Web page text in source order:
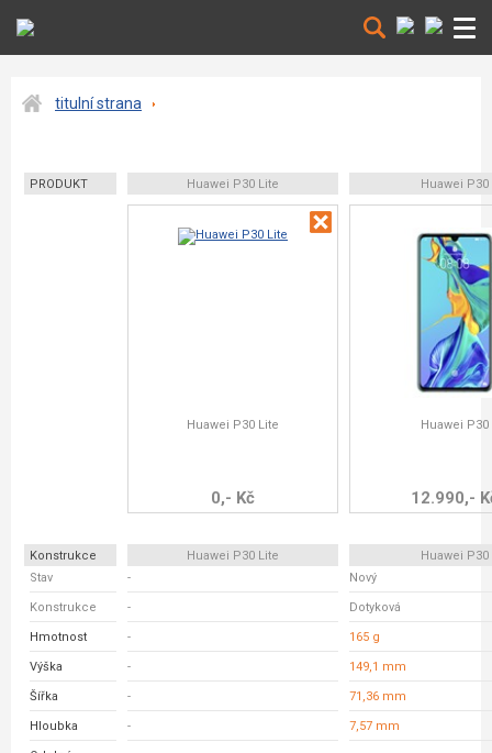
titulní strana
PRODUKT Huawei P30 Lite Huawei P30
Huawei P30 Lite
0,- Kč
Huawei P30
12.990,-
Konstrukce Huawei P30 Lite
Huawei P30
Stav
- Nový
Konstrukce - Dotyková
Hmotnost - 165 g
Výška - 149,1 mm
Šířka - 71,36 mm
Hloubka - 7,57 mm